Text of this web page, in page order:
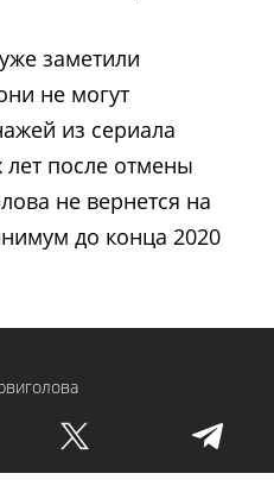
заметили
не могут
из сериала
лет после отмены
не вернется на
до конца 2020